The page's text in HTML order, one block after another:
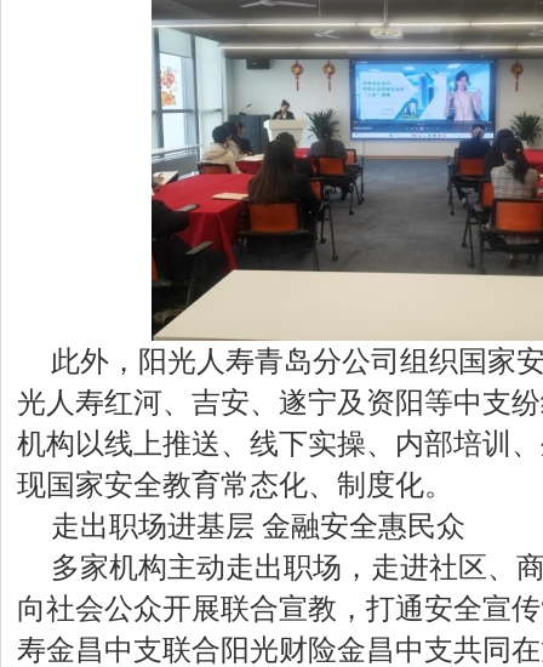
此外，阳光人寿青岛分公司组织国家
光人寿红河、吉安、遂宁及资阳等中支
机构以线上推送、线下实操、内部培训
现国家安全教育常态化、制度化。
走出职场进基层 金融安全惠民众
多家机构主动走出职场，走进社区、
向社会公众开展联合宣教，打通安全宣
寿金昌中支联合阳光财险金昌中支共同